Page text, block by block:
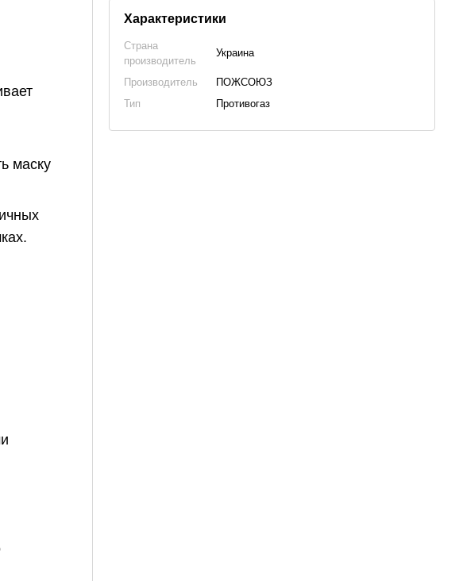
маску
Характеристики
Страна
производитель
Украина
Производитель
ПОЖСОЮЗ
Тип
Противогаз